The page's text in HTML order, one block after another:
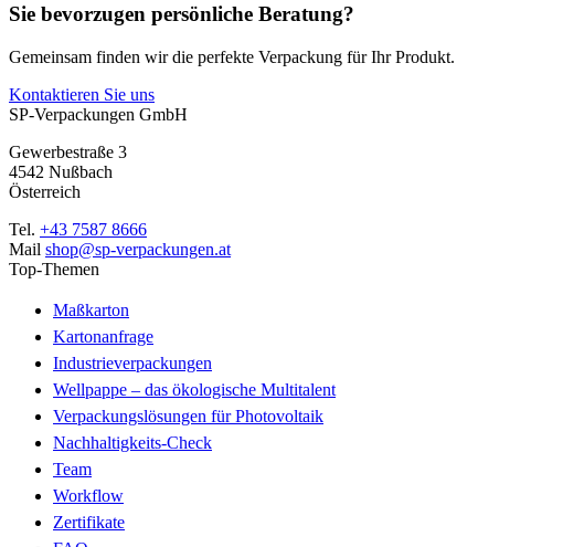
Sie bevorzugen persönliche Beratung?
Gemeinsam finden wir die perfekte Verpackung für Ihr Produkt.
Kontaktieren Sie uns
SP-Verpackungen GmbH
Gewerbestraße 3
4542 Nußbach
Österreich
Tel. +43 7587 8666
Mail shop@sp-verpackungen.at
Top-Themen
Maßkarton
Kartonanfrage
Industrieverpackungen
Wellpappe – das ökologische Multitalent
Verpackungslösungen für Photovoltaik
Nachhaltigkeits-Check
Team
Workflow
Zertifikate